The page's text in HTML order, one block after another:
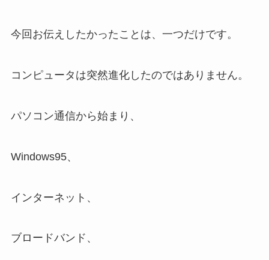
今回お伝えしたかったことは、一つだけです。
コンピュータは突然進化したのではありません。
パソコン通信から始まり、
Windows95、
インターネット、
ブロードバンド、